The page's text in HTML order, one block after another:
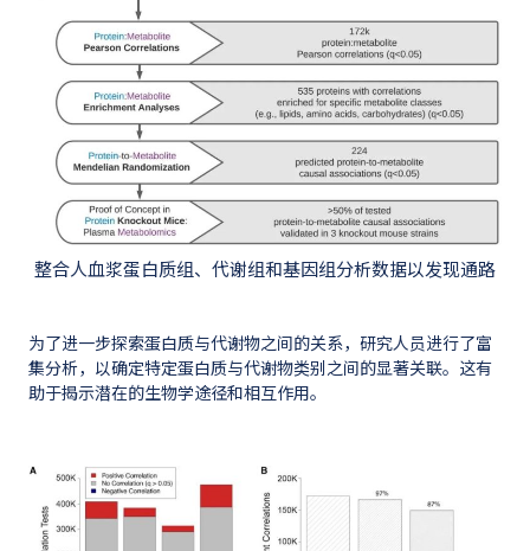
整合人血浆蛋白质组、代谢组和基因组分析数据以发现通路
为了进一步探索蛋白质与代谢物之间的关系，研究人员进行了富
集分析，以确定特定蛋白质与代谢物类别之间的显著关联。这有
助于揭示潜在的生物学途径和相互作用。